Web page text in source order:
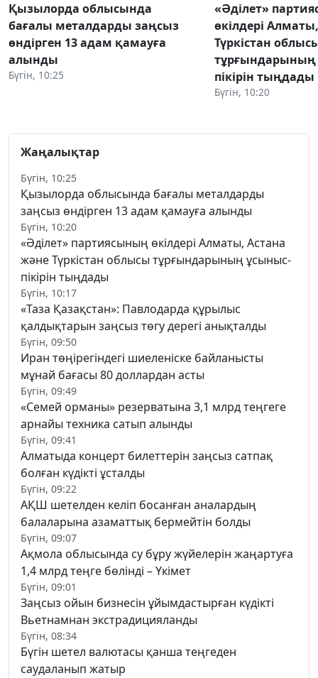
Қызылорда облысында
бағалы металдарды заңсыз
өндірген 13 адам қамауға
алынды
Бүгін, 10:25
«Әділет»
өкілдері
Түркістан
тұрғындарының
пікірін тыңдады
Бүгін, 10:20
Жаңалықтар
Бүгін, 10:25
Қызылорда облысында бағалы металдарды
заңсыз өндірген 13 адам қамауға алынды
Бүгін, 10:20
«Әділет» партиясының өкілдері Алматы, Астана
және Түркістан облысы тұрғындарының ұсыныс-
пікірін тыңдады
Бүгін, 10:17
«Таза Қазақстан»: Павлодарда құрылыс
қалдықтарын заңсыз төгу дерегі анықталды
Бүгін, 09:50
Иран төңірегіндегі шиеленіске байланысты
мұнай бағасы 80 доллардан асты
Бүгін, 09:49
«Семей орманы» резерватына 3,1 млрд теңгеге
арнайы техника сатып алынды
Бүгін, 09:41
Алматыда концерт билеттерін заңсыз сатпақ
болған күдікті ұсталды
Бүгін, 09:22
АҚШ шетелден келіп босанған аналардың
балаларына азаматтық бермейтін болды
Бүгін, 09:07
Ақмола облысында су бұру жүйелерін жаңартуға
1,4 млрд теңге бөлінді – Үкімет
Бүгін, 09:01
Заңсыз ойын бизнесін ұйымдастырған күдікті
Вьетнамнан экстрадицияланды
Бүгін, 08:34
Бүгін шетел валютасы қанша теңгеден
саудаланып жатыр